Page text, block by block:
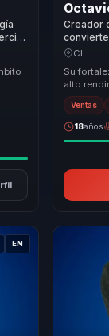
la
Creador
CL
Su
alto
misma
... Ventas
18años
EN